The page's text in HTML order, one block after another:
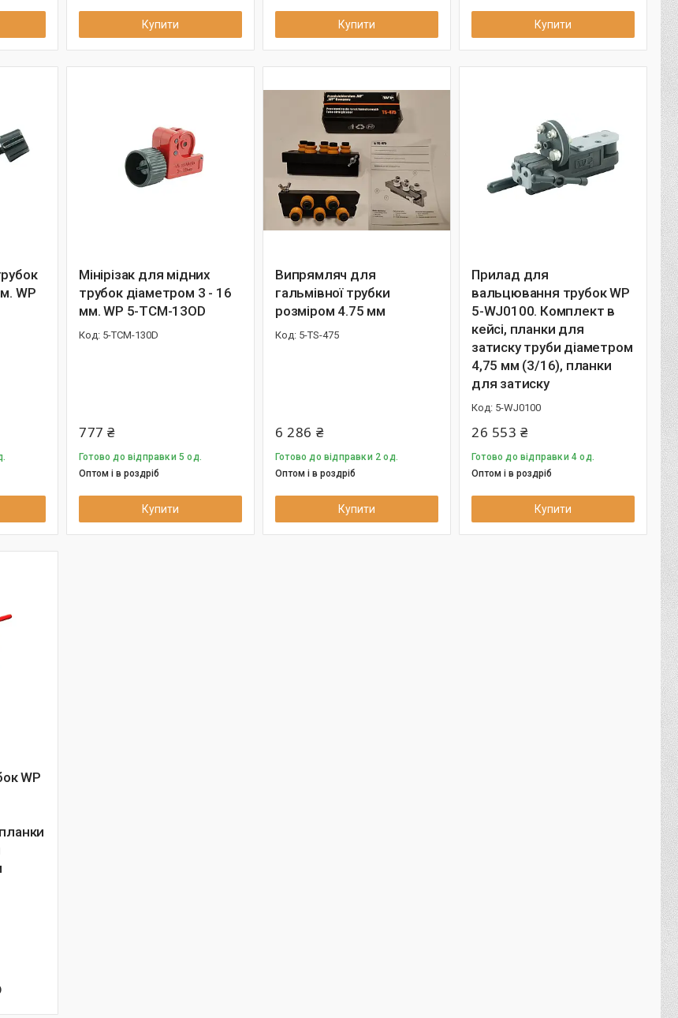
Купити Купити Купити
WP
Мінірізак для мідних
трубок діаметром 3 - 16
мм. WP 5-TCM-13OD
5-TCM-130D
777 ₴
Готово до відправки 5 од.
Оптом і в роздріб
Купити
Випрямляч для
гальмівної трубки
розміром 4.75 мм
5-TS-475
6 286 ₴
Готово до відправки 2 од.
Оптом і в роздріб
Купити
Прилад для
вальцювання трубок WP
5-WJ0100. Комплект в
кейсі, планки для
затиску труби діаметром
4,75 мм (3/16), планки
для затиску
5-WJ0100
26 553 ₴
Готово до відправки 4 од.
Оптом і в роздріб
Купити
WP